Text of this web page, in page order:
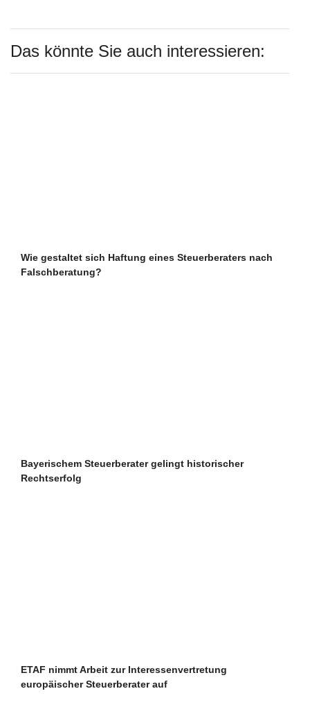
Das könnte Sie auch interessieren:
Wie gestaltet sich Haftung eines Steuerberaters nach
Falschberatung?
Bayerischem Steuerberater gelingt historischer
Rechtserfolg
ETAF nimmt Arbeit zur Interessenvertretung
europäischer Steuerberater auf